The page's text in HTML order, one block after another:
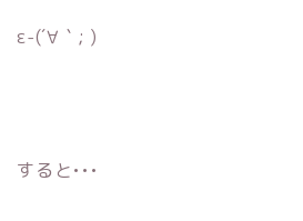
ε-(´∀｀; )
すると•••